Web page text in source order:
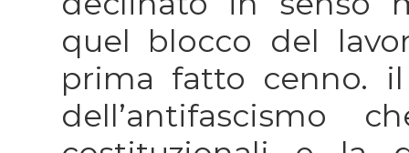
quel blocco del
prima fatto cenno.
dell’antifascismo